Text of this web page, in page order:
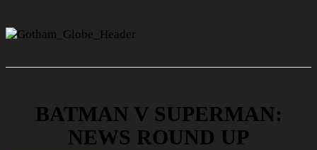
BATMAN V SUPERMAN:
NEWS ROUND UP